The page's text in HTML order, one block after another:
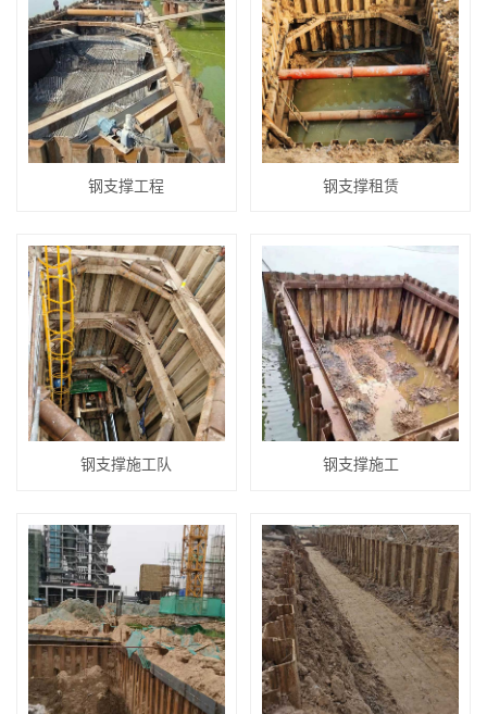
钢支撑工程 钢支撑租赁
钢支撑施工队 钢支撑施工